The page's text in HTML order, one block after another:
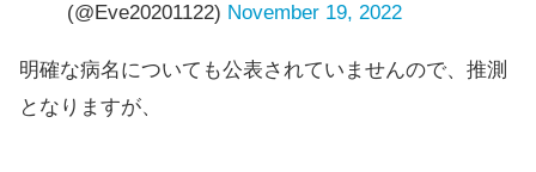
(@Eve20201122) November 19, 2022
明確な病名についても公表されていませんので、推測
となりますが、